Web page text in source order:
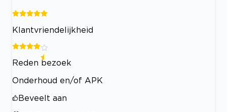
Klantvriendelijkheid
Reden bezoek
Onderhoud en/of APK
Beveelt aan